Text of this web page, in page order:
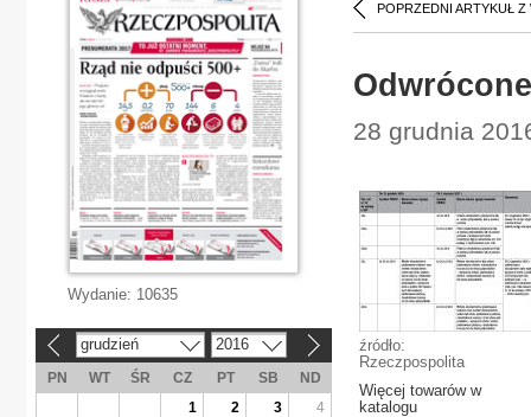
POPRZEDNI ARTYKUŁ Z
28 grudnia
źródło:
Rzeczpospolita
Więcej towarów w
katalogu
Wydanie: 10635
grudzień 2016
PN WT ŚR CZ PT SB
ND
1
2 3
4